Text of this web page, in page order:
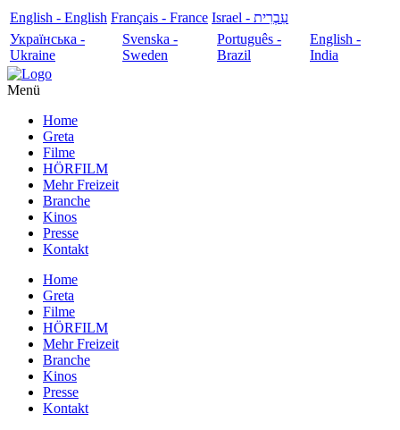
English - English Français - France
עִבְרִית - Israel
Українська -
Ukraine
Svenska -
Sweden
Português -
Brazil
English -
India
Menü
Home
Greta
Filme
HÖRFILM
Mehr Freizeit
Branche
Kinos
Presse
Kontakt
Home
Greta
Filme
HÖRFILM
Mehr Freizeit
Branche
Kinos
Presse
Kontakt